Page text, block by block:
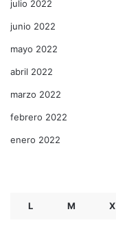
julio 2022
junio 2022
mayo 2022
abril 2022
marzo 2022
febrero 2022
enero 2022
L M X